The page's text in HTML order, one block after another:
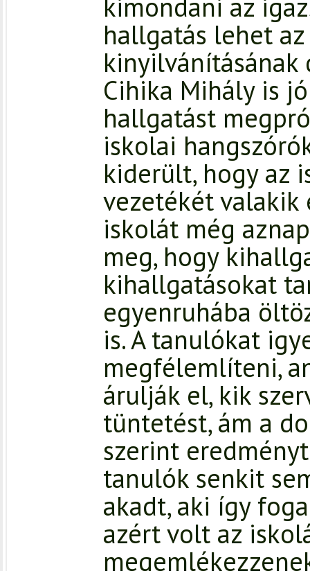
kimondani az
hallgatás lehet
Cihika Mihály is
hallgatást
iskolai
kiderült, hogy az
vezetékét valakik
iskolát még
meg, hogy
kihallgatásokat
egyenruhába
is. A tanulókat
megfélemlíteni,
árulják el, kik
tüntetést, ám a
szerint
tanulók senkit
akadt, aki így
azért volt az